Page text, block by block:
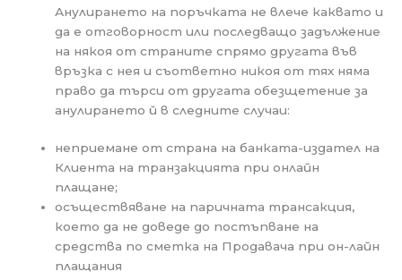
Анулирането на поръчката не влече каквато и
да е отговорност или последващо задължение
на някоя от страните спрямо другата във
връзка с нея и съответно никоя от тях няма
право да търси от другата обезщетение за
анулирането й в следните случаи:
неприемане от страна на банката-издател на
Клиента на транзакцията при онлайн
плащане;
осъществяване на паричната трансакция,
което да не доведе до постъпване на
средства по сметка на Продавача при он-лайн
плащания